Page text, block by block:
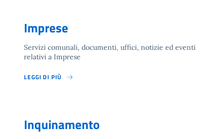
Imprese
Servizi comunali, documenti, uffici, notizie ed eventi
relativi a Imprese
LEGGI DI PIÙ
Inquinamento